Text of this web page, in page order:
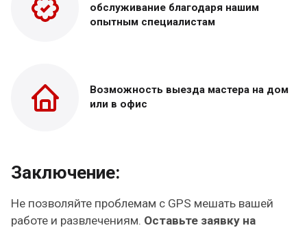
обслуживание благодаря нашим
опытным специалистам
Возможность выезда мастера на дом
или в офис
Заключение:
Не позволяйте проблемам с GPS мешать вашей
работе и развлечениям. Оставьте заявку на